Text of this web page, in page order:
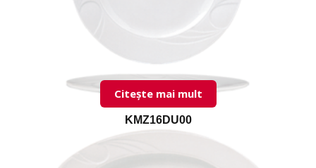
KMZ16DU00
Citește mai mult